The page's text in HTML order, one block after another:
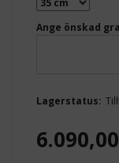
Ange önskad
Lagerstatus:
6.090,00